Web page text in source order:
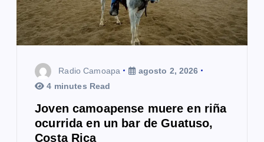
Radio Camoapa
agosto 2, 2026
4 minutes Read
Joven camoapense muere en riña
ocurrida en un bar de Guatuso,
Costa Rica